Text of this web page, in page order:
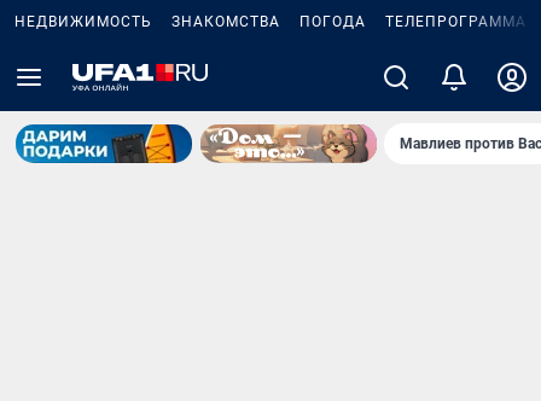
НЕДВИЖИМОСТЬ ЗНАКОМСТВА ПОГОДА ТЕЛЕПРОГРАММА
Мавлиев против